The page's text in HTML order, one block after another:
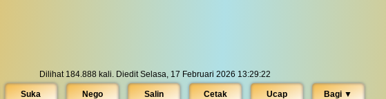
Dilihat 184.888 kali. Diedit Selasa, 17 Februari 2026 13:29:22
Suka Nego Salin Cetak Ucap Bagi ▼︎